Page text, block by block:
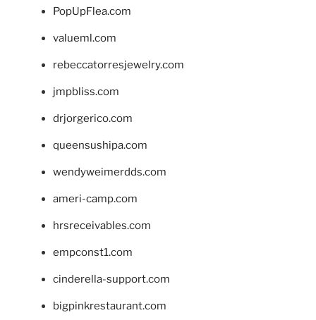
PopUpFlea.com
valueml.com
rebeccatorresjewelry.com
jmpbliss.com
drjorgerico.com
queensushipa.com
wendyweimerdds.com
ameri-camp.com
hrsreceivables.com
empconst1.com
cinderella-support.com
bigpinkrestaurant.com